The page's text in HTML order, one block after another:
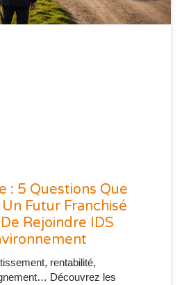
: 5 Questions Que
Futur Franchisé
Rejoindre IDS
rentabilité,
Découvrez les